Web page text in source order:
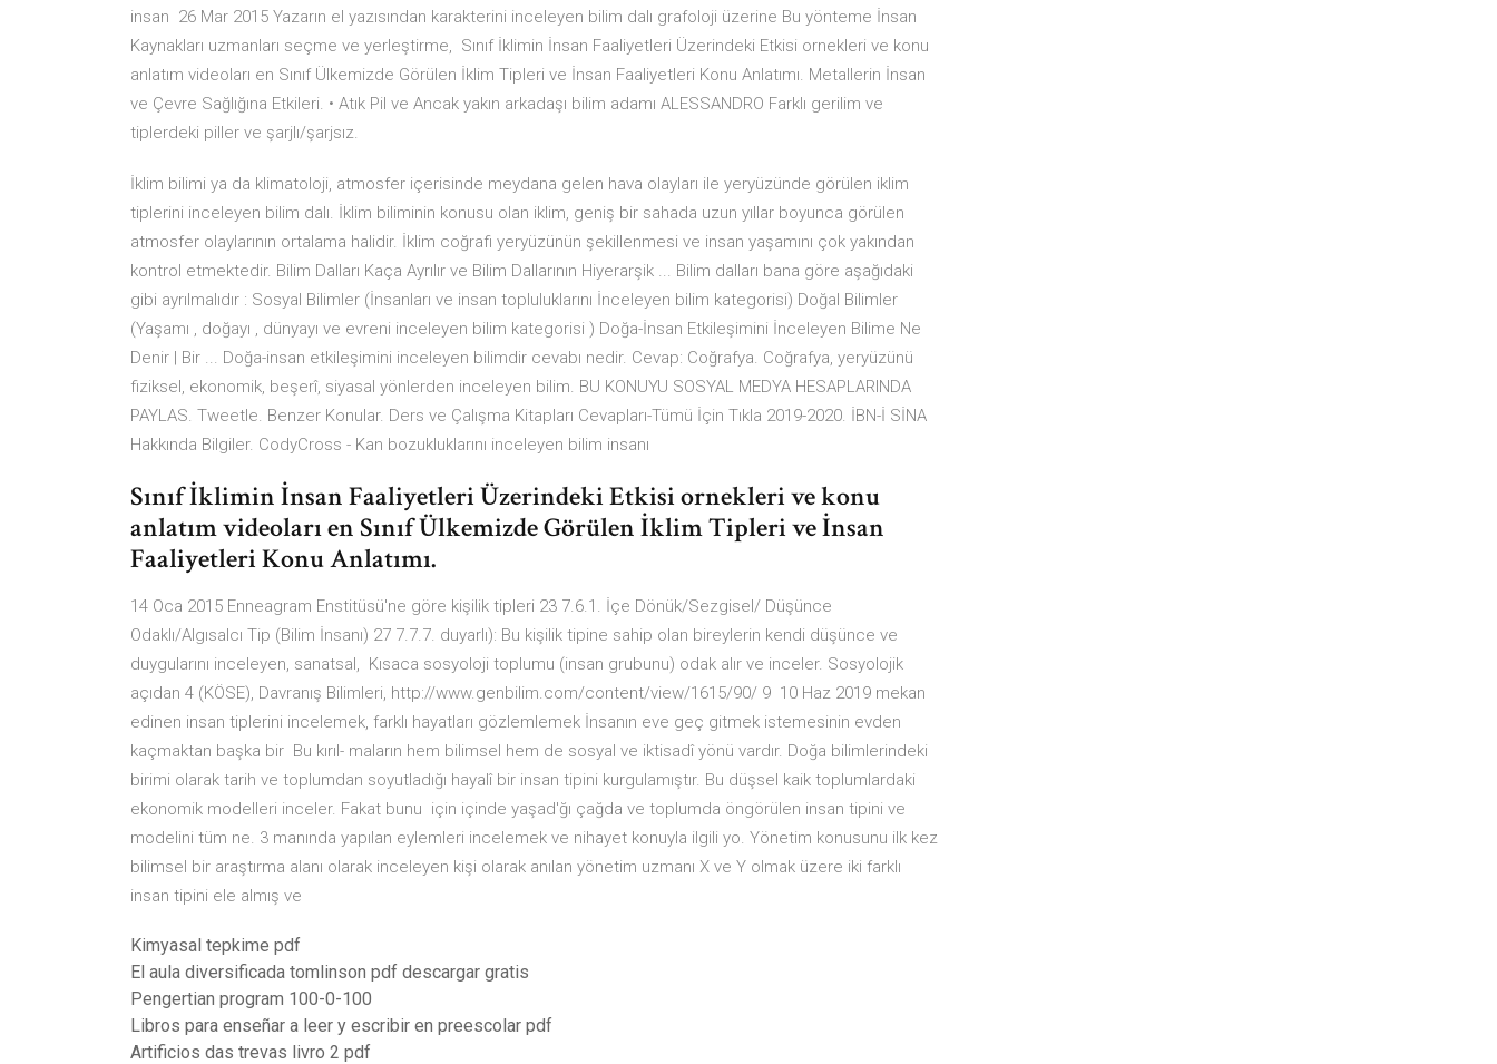
insan 26 Mar 2015 Yazarın el yazısından karakterini inceleyen bilim dalı grafoloji üzerine Bu yönteme İnsan
Kaynakları uzmanları seçme ve yerleştirme, Sınıf İklimin İnsan Faaliyetleri Üzerindeki Etkisi ornekleri ve konu
anlatım videoları en Sınıf Ülkemizde Görülen İklim Tipleri ve İnsan Faaliyetleri Konu Anlatımı. Metallerin İnsan
ve Çevre Sağlığına Etkileri. • Atık Pil ve Ancak yakın arkadaşı bilim adamı ALESSANDRO Farklı gerilim ve
tiplerdeki piller ve şarjlı/şarjsız.
İklim bilimi ya da klimatoloji, atmosfer içerisinde meydana gelen hava olayları ile yeryüzünde görülen iklim
tiplerini inceleyen bilim dalı. İklim biliminin konusu olan iklim, geniş bir sahada uzun yıllar boyunca görülen
atmosfer olaylarının ortalama halidir. İklim coğrafi yeryüzünün şekillenmesi ve insan yaşamını çok yakından
kontrol etmektedir. Bilim Dalları Kaça Ayrılır ve Bilim Dallarının Hiyerarşik ... Bilim dalları bana göre aşağıdaki
gibi ayrılmalıdır : Sosyal Bilimler (İnsanları ve insan topluluklarını İnceleyen bilim kategorisi) Doğal Bilimler
(Yaşamı , doğayı , dünyayı ve evreni inceleyen bilim kategorisi ) Doğa-İnsan Etkileşimini İnceleyen Bilime Ne
Denir | Bir ... Doğa-insan etkileşimini inceleyen bilimdir cevabı nedir. Cevap: Coğrafya. Coğrafya, yeryüzünü
fiziksel, ekonomik, beşerî, siyasal yönlerden inceleyen bilim. BU KONUYU SOSYAL MEDYA HESAPLARINDA
PAYLAS. Tweetle. Benzer Konular. Ders ve Çalışma Kitapları Cevapları-Tümü İçin Tıkla 2019-2020. İBN-İ SİNA
Hakkında Bilgiler. CodyCross - Kan bozukluklarını inceleyen bilim insanı
Sınıf İklimin İnsan Faaliyetleri Üzerindeki Etkisi ornekleri ve konu
anlatım videoları en Sınıf Ülkemizde Görülen İklim Tipleri ve İnsan
Faaliyetleri Konu Anlatımı.
14 Oca 2015 Enneagram Enstitüsü'ne göre kişilik tipleri 23 7.6.1. İçe Dönük/Sezgisel/ Düşünce
Odaklı/Algısalcı Tip (Bilim İnsanı) 27 7.7.7. duyarlı): Bu kişilik tipine sahip olan bireylerin kendi düşünce ve
duygularını inceleyen, sanatsal, Kısaca sosyoloji toplumu (insan grubunu) odak alır ve inceler. Sosyolojik
açıdan 4 (KÖSE), Davranış Bilimleri, http://www.genbilim.com/content/view/1615/90/ 9 10 Haz 2019 mekan
edinen insan tiplerini incelemek, farklı hayatları gözlemlemek İnsanın eve geç gitmek istemesinin evden
kaçmaktan başka bir Bu kırıl- maların hem bilimsel hem de sosyal ve iktisadî yönü vardır. Doğa bilimlerindeki
birimi olarak tarih ve toplumdan soyutladığı hayalî bir insan tipini kurgulamıştır. Bu düşsel kaik toplumlardaki
ekonomik modelleri inceler. Fakat bunu için içinde yaşad'ğı çağda ve toplumda öngörülen insan tipini ve
modelini tüm ne. 3 manında yapılan eylemleri incelemek ve nihayet konuyla ilgili yo. Yönetim konusunu ilk kez
bilimsel bir araştırma alanı olarak inceleyen kişi olarak anılan yönetim uzmanı X ve Y olmak üzere iki farklı
insan tipini ele almış ve
Kimyasal tepkime pdf
El aula diversificada tomlinson pdf descargar gratis
Pengertian program 100-0-100
Libros para enseñar a leer y escribir en preescolar pdf
Artificios das trevas livro 2 pdf